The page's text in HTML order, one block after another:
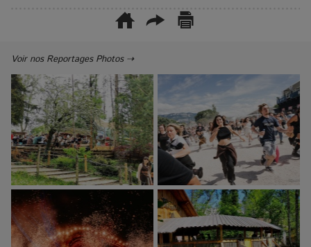
Voir nos Reportages Photos ⇢